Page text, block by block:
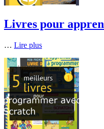
Livres pour
… Lire plus